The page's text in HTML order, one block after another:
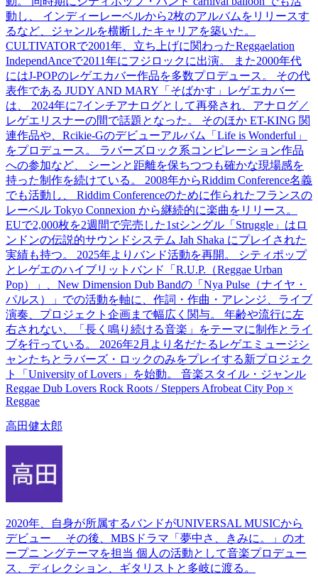
動し、 インディーレーベルから2枚のアルバムをリリースす
るなど、ジャンルを横断したキャリアを築いた。
CULTIVATORで2001年、立ち上げに関わったReggaelation
IndependAnceで2011年にフジロックに出演。 また2000年代
にはJ-POPのレゲエカバー作品を多数プロデュース。 その代
表作である JUDY AND MARY「そばかす」レゲエカバー
は、 2024年に7インチアナログとして再発され、アナログ／
レゲエリスナーの間で話題となった。 そのほか ET-KING 関
連作品や、Rcikie-Gのデビューアルバム「Life is Wonderful」
をプロデュース。 ラバーズロック系コンピレーション作品
への参加など、 シーンと距離を保ちつつも確かな現場感を
持った制作を続けている。 2008年からRiddim Conference名義
でも活動し、 Riddim Conferenceのために作られたフランスの
レーベル Tokyo Connexion から継続的に楽曲をリリース。
EUで2,000枚を2週間で完売した1stシングル「Struggle」はロ
ンドンの伝説的サウンドシステム Jah Shaka にプレイされた
実績も持つ。 2025年よりバンド活動を再開。 シティポップ
とレゲエのハイブリットバンド「R.U.P.（Reggae Urban
Pop）」、New Dimension Dub Bandの「Nya Pulse（ナイヤ・
パルス）」での活動を軸に、作詞・作曲・アレンジ、ライブ
演奏、プロジェクト企画まで幅広く関与。 年齢や流行に左
右されない、「長く鳴り続ける音楽」をテーマに制作とライ
ブを行っている。 2026年2月より名だたるレゲエミュージシ
ャンたちとラバーズ・ロックのみをプレイする新プロジェク
ト「University of Lovers」を始動。 音楽スタイル・ジャンル
Reggae Dub Lovers Rock Roots / Steppers Afrobeat City Pop ×
Reggae
高田健太郎
2020年、自身が所属するバンドがUNIVERSAL MUSICから
デビュー その後、MBSドラマ「夢中さ、きみに。」のオ
ープニ ングテーマを担当 個人の活動として音楽プロデュー
ス、ディレクション、ギタリストと多岐に渡る。